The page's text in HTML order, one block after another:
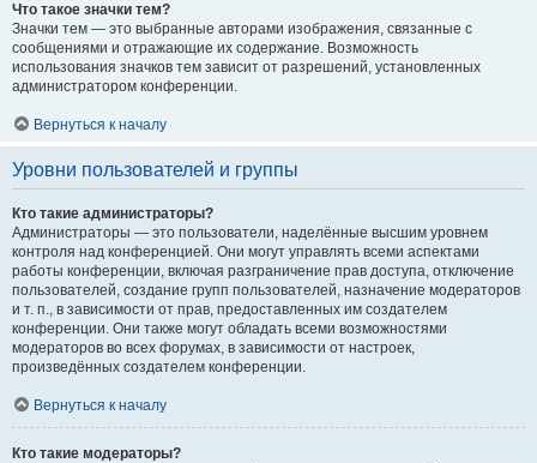
Что такое значки тем?
Значки тем — это выбранные авторами изображения, связанные с
сообщениями и отражающие их содержание. Возможность
использования значков тем зависит от разрешений, установленных
администратором конференции.
Вернуться к началу
Уровни пользователей и группы
Кто такие администраторы?
Администраторы — это пользователи, наделённые высшим уровнем
контроля над конференцией. Они могут управлять всеми аспектами
работы конференции, включая разграничение прав доступа, отключение
пользователей, создание групп пользователей, назначение модераторов
и т. п., в зависимости от прав, предоставленных им создателем
конференции. Они также могут обладать всеми возможностями
модераторов во всех форумах, в зависимости от настроек,
произведённых создателем конференции.
Вернуться к началу
Кто такие модераторы?